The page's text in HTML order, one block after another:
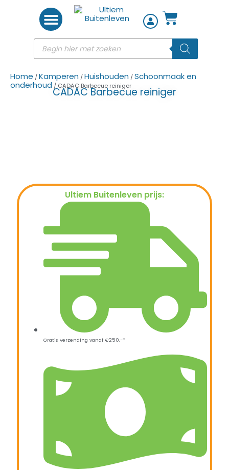
Home /Kamperen /Huishouden /Schoonmaak en
onderhoud / CADAC Barbecue reiniger
CADAC Barbecue reiniger
Ultiem Buitenleven prijs:
Gratis verzending vanaf €250,-*